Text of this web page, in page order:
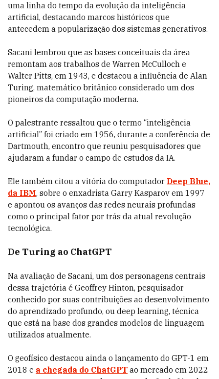
uma linha do tempo da evolução da inteligência
artificial, destacando marcos históricos que
antecedem a popularização dos sistemas generativos.
Sacani lembrou que as bases conceituais da área
remontam aos trabalhos de Warren McCulloch e
Walter Pitts, em 1943, e destacou a influência de Alan
Turing, matemático britânico considerado um dos
pioneiros da computação moderna.
O palestrante ressaltou que o termo “inteligência
artificial” foi criado em 1956, durante a conferência de
Dartmouth, encontro que reuniu pesquisadores que
ajudaram a fundar o campo de estudos da IA.
Ele também citou a vitória do computador Deep Blue,
da IBM, sobre o enxadrista Garry Kasparov em 1997
e apontou os avanços das redes neurais profundas
como o principal fator por trás da atual revolução
tecnológica.
De Turing ao ChatGPT
Na avaliação de Sacani, um dos personagens centrais
dessa trajetória é Geoffrey Hinton, pesquisador
conhecido por suas contribuições ao desenvolvimento
do aprendizado profundo, ou deep learning, técnica
que está na base dos grandes modelos de linguagem
utilizados atualmente.
O geofísico destacou ainda o lançamento do GPT-1 em
2018 e a chegada do ChatGPT ao mercado em 2022